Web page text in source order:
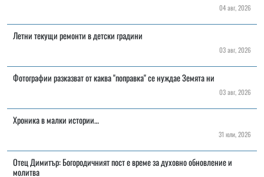
04 авг, 2026
Летни текущи ремонти в детски градини
03 авг, 2026
Фотографии разказват от каква "поправка" се нуждае Земята ни
03 авг, 2026
Хроника в малки истории…
31 юли, 2026
Отец Димитър: Богородичният пост е време за духовно обновление и
молитва